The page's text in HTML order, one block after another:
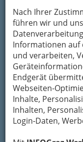
Nach Ihrer
führen wir und
Informationen auf
und verarbeiten,
Endgerät
Webseiten-
Inhalte,
Inhalten,
Login-Daten,
Mein Name
Meine Email
Mein Betreff
Meine Nachricht